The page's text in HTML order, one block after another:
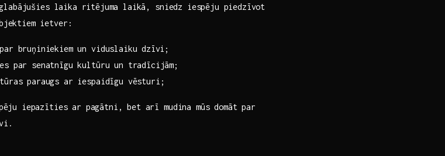
​laika ritējuma laikā, sniedz iespēju piedzīvot
ietver:
bruņiniekiem ‌un viduslaiku⁣ dzīvi;
par senatnīgu kultūru un tradīcijām;
paraugs ar iespaidīgu vēsturi;
iepazīties ar pagātni, bet ​arī mudina mūs domāt par